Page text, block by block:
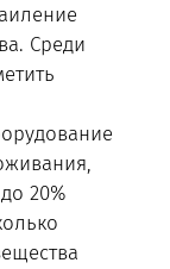
Среди
20%